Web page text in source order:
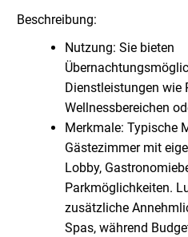
Beschreibung:
Nutzung: Sie bieten
Dienstleistungen wie
Wellnessbereichen
Merkmale: Typische
Gästezimmer mit
Lobby,
Parkmöglichkeiten.
zusätzliche
Spas, während